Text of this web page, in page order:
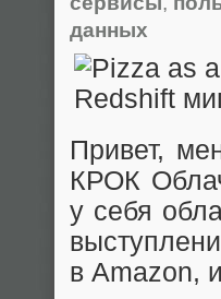
данных
Привет,
КРОК
у себя
в Amazon,